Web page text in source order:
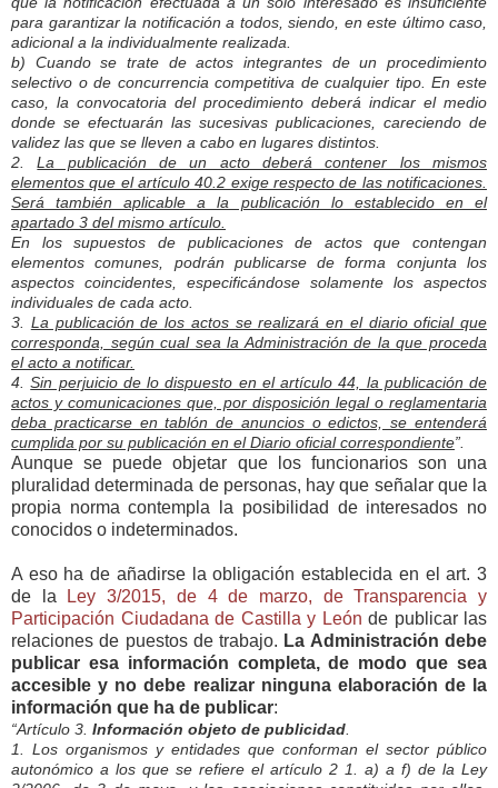
para garantizar la notificación a todos, siendo, en este último caso,
adicional a la individualmente realizada.
b) Cuando se trate de actos integrantes de un procedimiento
selectivo o de concurrencia competitiva de cualquier tipo. En este
caso, la convocatoria del procedimiento deberá indicar el medio
donde se efectuarán las sucesivas publicaciones, careciendo de
validez las que se lleven a cabo en lugares distintos.
2.La publicación de un acto deberá contener los mismos
elementos que el artículo 40.2 exige respecto de las notificaciones.
Será también aplicable a la publicación lo establecido en el
apartado 3 del mismo artículo.
En los supuestos de publicaciones de actos que contengan
elementos comunes, podrán publicarse de forma conjunta los
aspectos coincidentes, especificándose solamente los aspectos
individuales de cada acto.
3. La publicación de los actos se realizará en el diario oficial que
corresponda, según cual sea la Administración de la que proceda
el acto a notificar.
4.Sin perjuicio de lo dispuesto en el artículo 44, la publicación de
actos y comunicaciones que, por disposición legal o reglamentaria
deba practicarse en tablón de anuncios o edictos, se entenderá
cumplida por su publicación en el Diario oficial correspondiente”.
Aunque se puede objetar que los funcionarios son una
pluralidad determinada de personas, hay que señalar que la
propia norma contempla la posibilidad de interesados no
conocidos o indeterminados.
A eso ha de añadirse la obligación establecida en el art. 3
de la
Ley 3/2015, de 4 de marzo, de Transparencia y
Participación Ciudadana de Castilla y León de publicar las
relaciones de puestos de trabajo. La Administración debe
publicar esa información completa, de modo que sea
accesible y no debe realizar ninguna elaboración de la
información que ha de publicar:
“Artículo 3. Información objeto de publicidad
1. Los organismos y entidades que conforman el sector público
autonómico a los que se refiere el artículo 2 1. a) a f) de la Ley